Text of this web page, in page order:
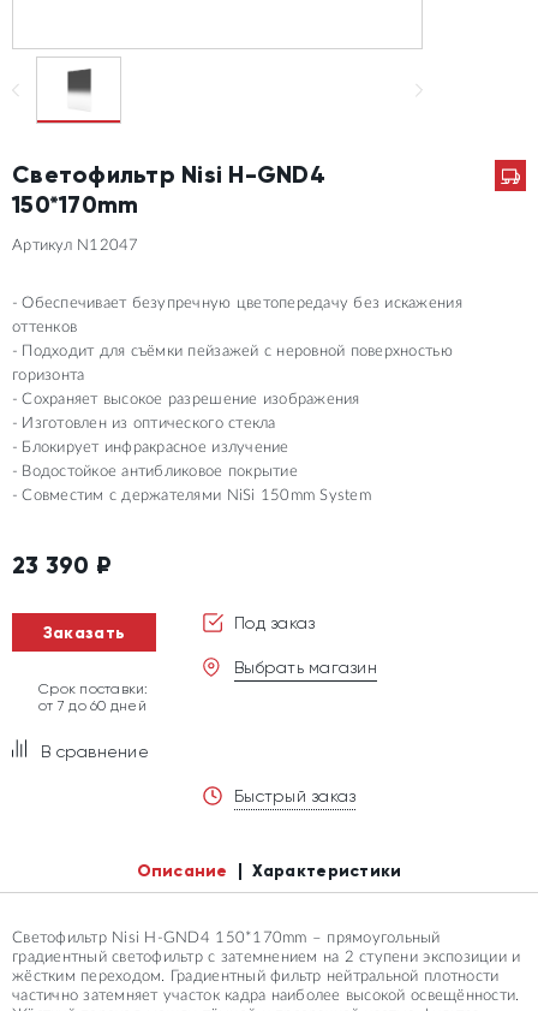
Светофильтр Nisi H-GND4
150*170mm
Артикул N12047
Обеспечивает безупречную цветопередачу без искажения
оттенков
Подходит для съёмки пейзажей с неровной поверхностью
горизонта
Сохраняет высокое разрешение изображения
Изготовлен из оптического стекла
Блокирует инфракрасное излучение
Водостойкое антибликовое покрытие
Совместим с держателями NiSi 150mm System
23 390 ₽
Заказать
Срок поставки:
от 7 до 60 дней
В сравнение
Под заказ
Выбрать магазин
Быстрый заказ
Описание Характеристики
Светофильтр Nisi H-GND4 150*170mm – прямоугольный
градиентный светофильтр с затемнением на 2 ступени экспозиции и
жёстким переходом. Градиентный фильтр нейтральной плотности
частично затемняет участок кадра наиболее высокой освещённости.